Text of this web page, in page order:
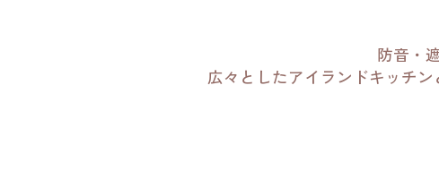
防音・
広々としたアイランドキッチ